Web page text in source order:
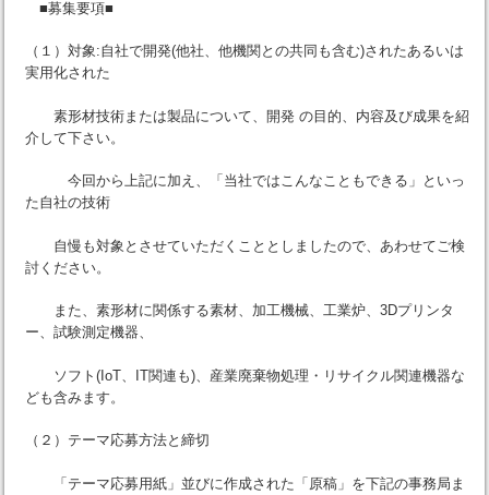
■募集要項■
（１）対象:自社で開発(他社、他機関との共同も含む)されたあるいは
実用化された
素形材技術または製品について、開発 の目的、内容及び成果を紹
介して下さい。
今回から上記に加え、「当社ではこんなこともできる」といっ
た自社の技術
自慢も対象とさせていただくこととしましたので、あわせてご検
討ください。
また、素形材に関係する素材、加工機械、工業炉、3Dプリンタ
ー、試験測定機器、
ソフト(IoT、IT関連も)、産業廃棄物処理・リサイクル関連機器な
ども含みます。
（２）テーマ応募方法と締切
「テーマ応募用紙」並びに作成された「原稿」を下記の事務局ま